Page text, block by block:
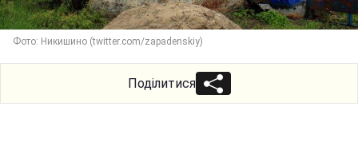
Фото: Никишино (twitter.com/zapadenskiy)
Поділитися